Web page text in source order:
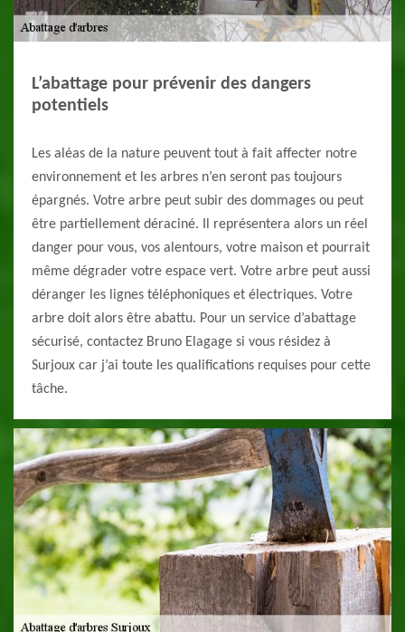
L’abattage pour prévenir des dangers
potentiels
Les aléas de la nature peuvent tout à fait affecter notre
environnement et les arbres n’en seront pas toujours
épargnés. Votre arbre peut subir des dommages ou peut
être partiellement déraciné. Il représentera alors un réel
danger pour vous, vos alentours, votre maison et pourrait
même dégrader votre espace vert. Votre arbre peut aussi
déranger les lignes téléphoniques et électriques. Votre
arbre doit alors être abattu. Pour un service d’abattage
sécurisé, contactez Bruno Elagage si vous résidez à
Surjoux car j’ai toute les qualifications requises pour cette
tâche.